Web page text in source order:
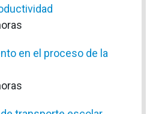
en el proceso de la